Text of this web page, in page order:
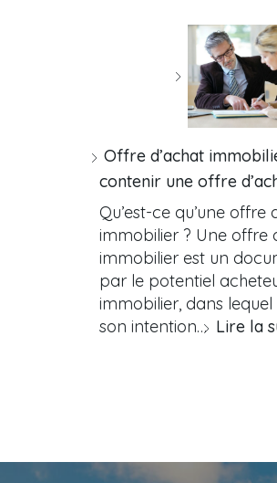
Offre d’achat
contenir une offre
Qu’est-ce qu’une offre
immobilier ? Une offre
immobilier est un
par le potentiel
immobilier, dans
son intention… Lire la